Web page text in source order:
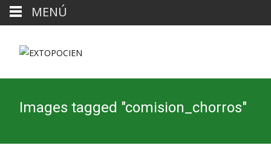
Images tagged "comision_chorros"
MENÚ